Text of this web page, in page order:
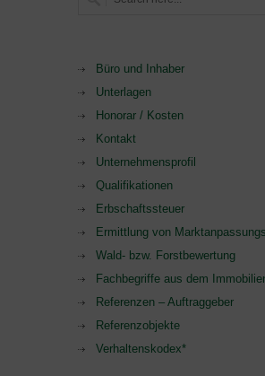
Büro und Inhaber
Unterlagen
Honorar / Kosten
Kontakt
Unternehmensprofil
Qualifikationen
Erbschaftssteuer
Ermittlung von
Wald- bzw. Forstbewertung
Fachbegriffe aus dem
Referenzen – Auftraggeber
Referenzobjekte
Verhaltenskodex*